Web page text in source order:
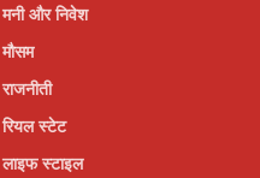
मनी और निवेश
मौसम
राजनीती
रियल स्टेट
लाइफ स्टाइल